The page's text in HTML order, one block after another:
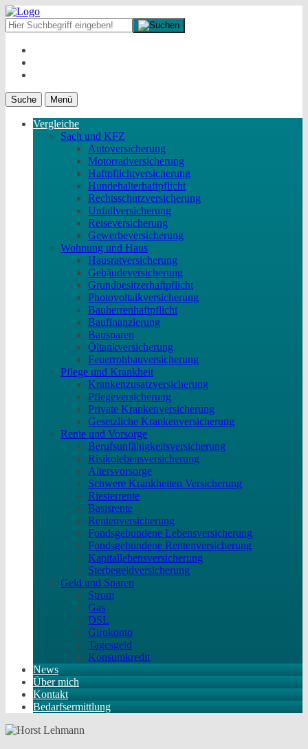
Suche Menü
Vergleiche
Sach und KFZ
Autoversicherung
Motorradversicherung
Haftpflichtversicherung
Hundehalterhaftpflicht
Rechtsschutzversicherung
Unfallversicherung
Reiseversicherung
Gewerbeversicherung
Wohnung und Haus
Hausratversicherung
Gebäudeversicherung
Grundbesitzerhaftpflicht
Photovoltaikversicherung
Bauherrenhaftpflicht
Baufinanzierung
Bausparen
Öltankversicherung
Feuerrohbauversicherung
Pflege und Krankheit
Krankenzusatzversicherung
Pflegeversicherung
Private Krankenversicherung
Gesetzliche Krankenversicherung
Rente und Vorsorge
Berufs­unfähigkeitsversicherung
Risikolebensversicherung
Altersvorsorge
Schwere Krankheiten Versicherung
Riesterrente
Basisrente
Rentenversicherung
Fondsgebundene Lebensversicherung
Fondsgebundene Rentenversicherung
Kapitallebensversicherung
Sterbegeldversicherung
Geld und Sparen
Strom
Gas
DSL
Girokonto
Tagesgeld
Konsumkredit
News
Über mich
Kontakt
Bedarfsermittlung